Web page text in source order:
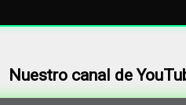
Nuestro canal de